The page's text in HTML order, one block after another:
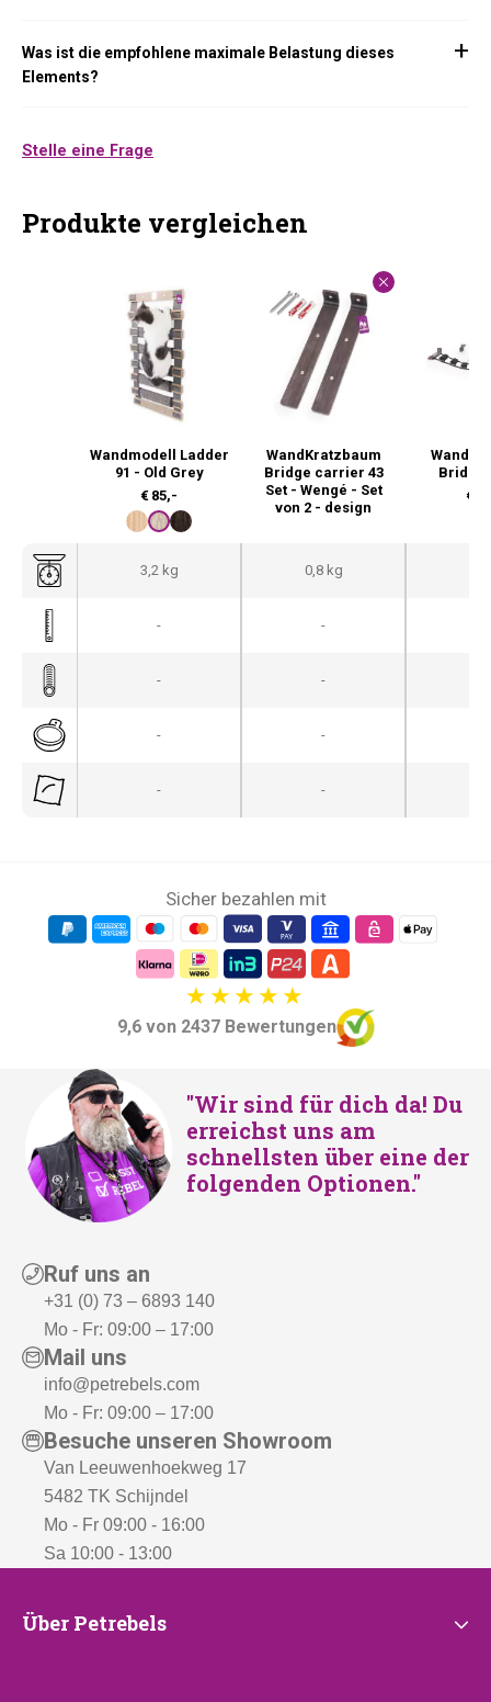
Was ist die empfohlene maximale Belastung dieses
Elements?
Stelle eine Frage
Produkte vergleichen
Wandmodell Ladder
91 - Old Grey
€ 85,-
WandKratzbaum
Bridge carrier 43
Set - Wengé - Set
von 2 - design
Bridge
€
3,2 kg 0,8 kg
- -
- -
- -
- -
Sicher bezahlen mit
9,6 von 2437 Bewertungen
"Wir sind für dich da! Du
erreichst uns am
schnellsten über eine der
folgenden Optionen."
Ruf uns an
+31 (0) 73 – 6893 140
Mo - Fr: 09:00 – 17:00
Mail uns
info@petrebels.com
Mo - Fr: 09:00 – 17:00
Besuche unseren Showroom
Van Leeuwenhoekweg 17
5482 TK Schijndel
Mo - Fr 09:00 - 16:00
Sa 10:00 - 13:00
Über
Über Petrebels